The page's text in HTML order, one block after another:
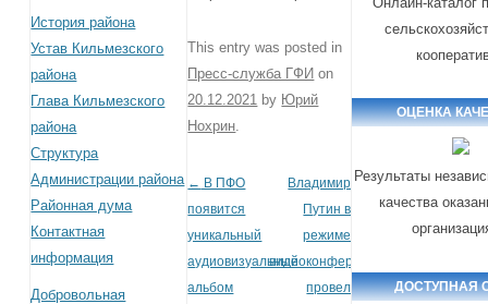
История района
Устав Кильмезского
района
Глава Кильмезского
района
Структура
Администрации района
Районная дума
Контактная
информация
Добровольная
This entry was posted in
Пресс-служба ГФИ on
20.12.2021 by Юрий
Нохрин.
Post navigation
← В ПФО
появится
уникальный
аудиовизуальный
альбом
Владимир
Путин в
режиме
видеоконференции
провел
ОЦЕНКА
Результаты
качества
ДОСТУПНАЯ